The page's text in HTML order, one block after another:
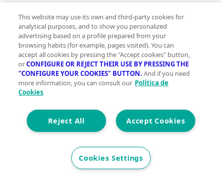
acceso y maniobrabilidad. Dispone de 26 m, lo que
permite aparcar cómodamente vehículos grandes y
contar con espacio adicional para
almacenamiento.Una opción ideal para quienes
buscan comodidad y seguridad en el centro de la
localidad, olvidándose de los problemas de
aparcamiento diario.No dudes en llamarnos y venir a
verlo sin compromiso. ¡Aprovecha esta oportunidad!;
This website may use its own and third-party cookies for
analytical purposes, and to show you personalized
advertising based on a profile prepared from your
browsing habits (for example, pages visited). You can
accept all cookies by pressing the "Accept cookies" button,
orCONFIGURE OR REJECT THEIR USE BY PRESSING THE
"CONFIGURE YOUR COOKIES" BUTTON. And if you need
more information, you can consult our Política de
Cookies
Accept Cookies
Reject All
Cookies Settings